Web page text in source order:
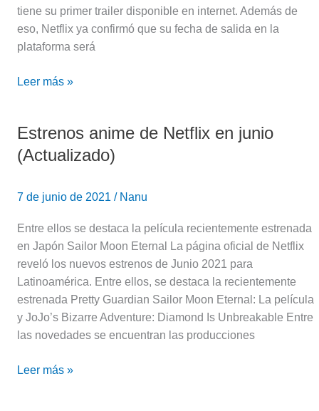
tiene su primer trailer disponible en internet. Además de
eso, Netflix ya confirmó que su fecha de salida en la
plataforma será
Leer más »
Estrenos anime de Netflix en junio
(Actualizado)
7 de junio de 2021 / Nanu
Entre ellos se destaca la película recientemente estrenada
en Japón Sailor Moon Eternal La página oficial de Netflix
reveló los nuevos estrenos de Junio 2021 para
Latinoamérica. Entre ellos, se destaca la recientemente
estrenada Pretty Guardian Sailor Moon Eternal: La película
y JoJo’s Bizarre Adventure: Diamond Is Unbreakable Entre
las novedades se encuentran las producciones
Estrenos
anime
de
en
Leer más »